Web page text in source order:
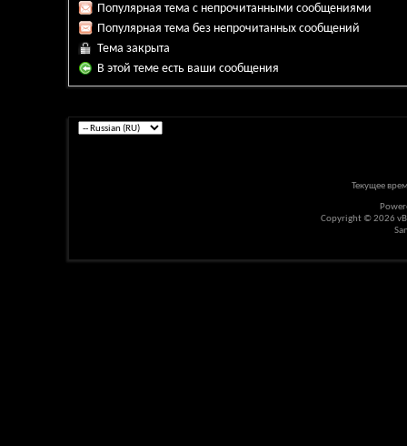
Популярная тема с непрочитанными сообщениями
Популярная тема без непрочитанных сообщений
Тема закрыта
В этой теме есть ваши сообщения
Текущее
Copyright © 2026